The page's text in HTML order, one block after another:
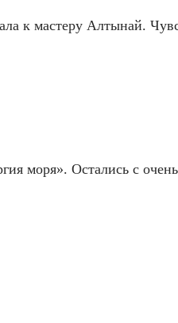
к мастеру Алтынай.
моря». Остались с